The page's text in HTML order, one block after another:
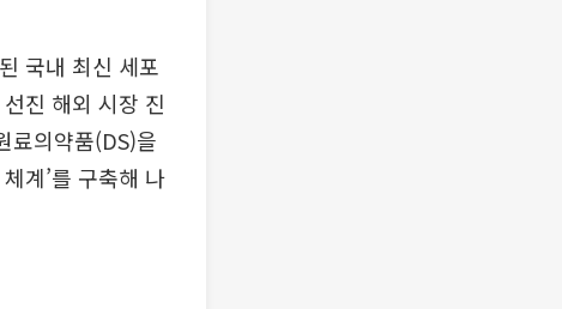
국내 최신 세포
진 해외 시장 진
료의약품(DS)을
계’를 구축해 나